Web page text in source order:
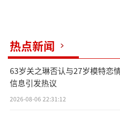
舟塔村所属的中
乡”，2015年，宁夏中
热点新闻
63岁关之琳否认与27岁模特恋
信息引发热议
2026-08-06 22:31:12